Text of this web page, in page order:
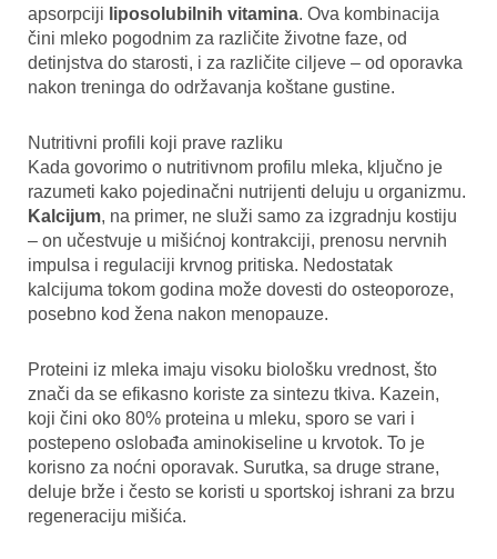
apsorpciji liposolubilnih vitamina. Ova kombinacija
čini mleko pogodnim za različite životne faze, od
detinjstva do starosti, i za različite ciljeve – od oporavka
nakon treninga do održavanja koštane gustine.
Nutritivni profili koji prave razliku
Kada govorimo o nutritivnom profilu mleka, ključno je
razumeti kako pojedinačni nutrijenti deluju u organizmu.
Kalcijum, na primer, ne služi samo za izgradnju kostiju
– on učestvuje u mišićnoj kontrakciji, prenosu nervnih
impulsa i regulaciji krvnog pritiska. Nedostatak
kalcijuma tokom godina može dovesti do osteoporoze,
posebno kod žena nakon menopauze.
Proteini iz mleka imaju visoku biološku vrednost, što
znači da se efikasno koriste za sintezu tkiva. Kazein,
koji čini oko 80% proteina u mleku, sporo se vari i
postepeno oslobađa aminokiseline u krvotok. To je
korisno za noćni oporavak. Surutka, sa druge strane,
deluje brže i često se koristi u sportskoj ishrani za brzu
regeneraciju mišića.